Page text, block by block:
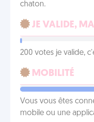
chaton.
JE VALIDE,
200 votes je valide,
MOBILITÉ
Vous vous êtes
mobile ou une